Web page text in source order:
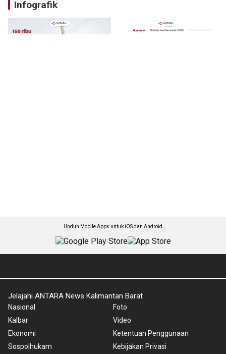
Infografik
Unduh Mobile Apps untuk iOS dan Android
Jelajahi ANTARA News Kalimantan Barat
Nasional
Kalbar
Ekonomi
Sospolhukam
Foto
Video
Ketentuan Penggunaan
Kebijakan Privasi